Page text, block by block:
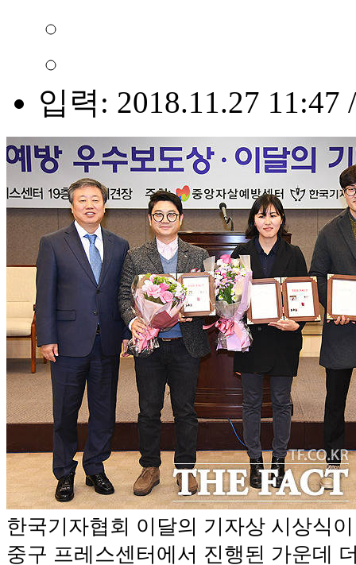
입력: 2018.11.27 11:47
한국기자협회 이달의 기자상 시상식
중구 프레스센터에서 진행된 가운데